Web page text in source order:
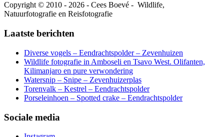
Copyright © 2010 - 2026 - Cees Boevé - Wildlife,
Natuurfotografie en Reisfotografie
Laatste berichten
Diverse vogels – Eendrachtspolder – Zevenhuizen
Wildlife fotografie in Amboseli en Tsavo West. Olifanten,
Kilimanjaro en pure verwondering
Watersnip – Snipe – Zevenhuizerplas
Torenvalk – Kestrel – Eendrachtspolder
Porseleinhoen – Spotted crake – Eendrachtspolder
Sociale media